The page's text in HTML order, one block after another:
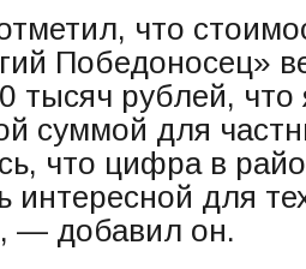
что
Победоносец»
тысяч рублей, что
суммой для
что цифра в
для
— добавил он.